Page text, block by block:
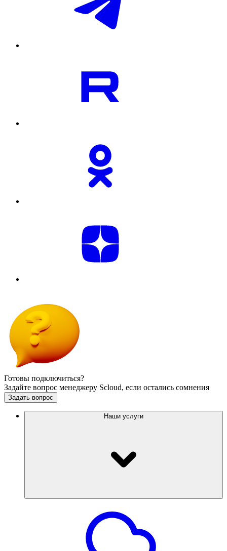
Готовы подключиться?
Задайте вопрос менеджеру Scloud, если остались сомнения
Задать вопрос
Наши услуги